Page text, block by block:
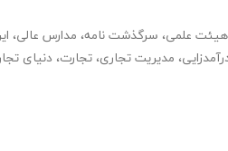
هیئت علمی، سرگذشت نامه، مدارس عالی،
، مدیریت تجاری، تجارت، دنیای